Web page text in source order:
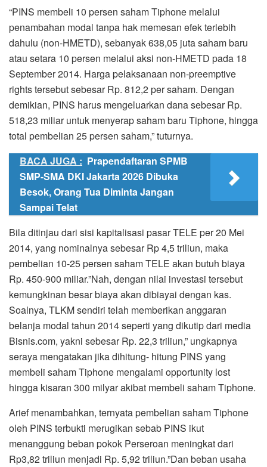
“PINS membeli 10 persen saham Tiphone melalui
penambahan modal tanpa hak memesan efek terlebih
dahulu (non-HMETD), sebanyak 638,05 juta saham baru
atau setara 10 persen melalui aksi non-HMETD pada 18
September 2014. Harga pelaksanaan non-preemptive
rights tersebut sebesar Rp. 812,2 per saham. Dengan
demikian, PINS harus mengeluarkan dana sebesar Rp.
518,23 miliar untuk menyerap saham baru Tiphone, hingga
total pembelian 25 persen saham,” tuturnya.
BACA JUGA : Prapendaftaran SPMB
SMP-SMA DKI Jakarta 2026 Dibuka
Besok, Orang Tua Diminta Jangan
Sampai Telat
Bila ditinjau dari sisi kapitalisasi pasar TELE per 20 Mei
2014, yang nominalnya sebesar Rp 4,5 triliun, maka
pembelian 10-25 persen saham TELE akan butuh biaya
Rp. 450-900 miliar.”Nah, dengan nilai investasi tersebut
kemungkinan besar biaya akan dibiayai dengan kas.
Soalnya, TLKM sendiri telah memberikan anggaran
belanja modal tahun 2014 seperti yang dikutip dari media
Bisnis.com, yakni sebesar Rp. 22,3 triliun,” ungkapnya
seraya mengatakan jika dihitung- hitung PINS yang
membeli saham Tiphone mengalami opportunity lost
hingga kisaran 300 milyar akibat membeli saham Tiphone.
Arief menambahkan, ternyata pembelian saham Tiphone
oleh PINS terbukti merugikan sebab PINS ikut
menanggung beban pokok Perseroan meningkat dari
Rp3,82 triliun menjadi Rp. 5,92 triliun.”Dan beban usaha